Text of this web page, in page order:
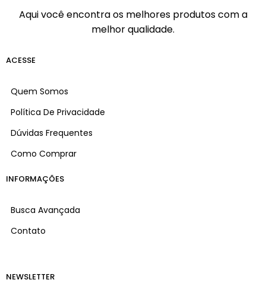
Aqui você encontra os melhores produtos com a
melhor qualidade.
ACESSE
Quem Somos
Política De Privacidade
Dúvidas Frequentes
Como Comprar
INFORMAÇÕES
Busca Avançada
Contato
NEWSLETTER